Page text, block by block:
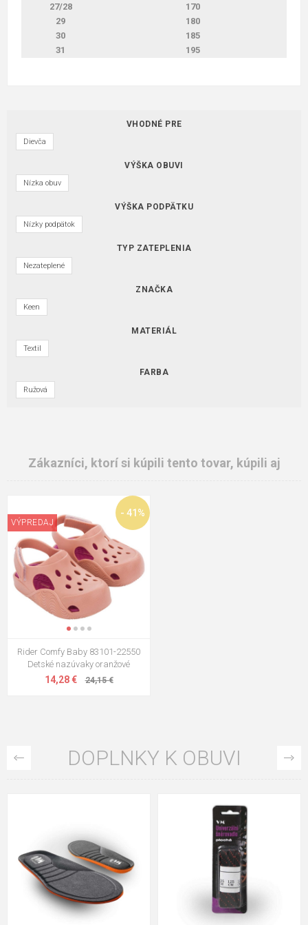
27/28
170
29
180
30
185
31
195
VHODNÉ PRE
Dievča
VÝŠKA OBUVI
Nízka obuv
VÝŠKA PODPÄTKU
Nízky podpätok
TYP ZATEPLENIA
Nezateplené
ZNAČKA
Keen
MATERIÁL
Textil
FARBA
Ružová
Zákazníci, ktorí si kúpili tento tovar, kúpili aj
- 41%
VÝPREDAJ
Rider Comfy Baby 83101-22550
Detské nazúvaky oranžové
14,28 € 24,15 €
DOPLNKY K OBUVI